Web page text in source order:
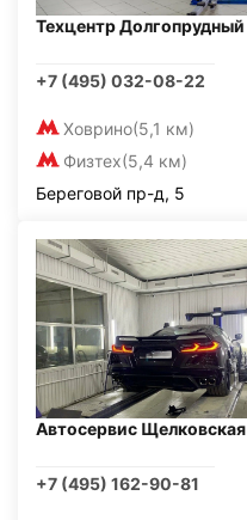
Техцентр Долгопрудный
+7 (495) 032-08-22
Ховрино(5,1 км)
Физтех(5,4 км)
Береговой пр-д, 5
Автосервис Щелковская
+7 (495) 162-90-81